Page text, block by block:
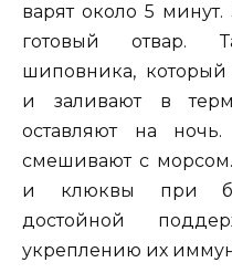
варят около 5
готовый отвар.
шиповника,
и заливают в
оставляют на
смешивают с
и клюквы при
достойной
укреплению их